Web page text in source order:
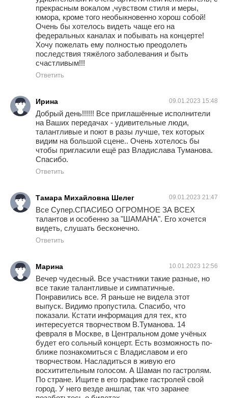
прекрасным вокалом ,чувством стиля и меры,
юмора, кроме того необыкновенно хорош собой!
Очень бы хотелось видеть чаще его на
федеральных каналах и побывать на концерте!
Хочу пожелать ему полностью преодолеть
последствия тяжёлого заболевания и быть
счастливым!!!
Ответить
Ирина 09.01.2023 15:48
Добрый день!!!!!! Все приглашённые исполнители
на Ваших передачах - удивительные люди,
талантливые и поют в разы лучше, тех которых
видим на большой сцене.. Очень хотелось бы
чтобы пригласили ещё раз Владислава Туманова.
Спасибо.
Ответить
Тамара Михайловна Шелег 09.01.2023 21:47
Все Супер.СПАСИБО ОГРОМНОЕ ЗА ВСЕХ
талантов и особенно за "ШАМАНА". Его хочется
видеть, слушать бесконечно.
Ответить
Марина 10.01.2023 12:56
Вечер чудесный. Все участники такие разные, но
все такие талантливые и симпатичные.
Понравились все. Я раньше не видела этот
выпуск. Видимо пропустила. Спасибо, что
показали. Кстати информация для тех, кто
интересуется творчеством В.Туманова. 14
февраля в Москве, в Центральном доме учёных
будет его сольный концерт. Есть возможность по-
ближе познакомиться с Владиславом и его
творчеством. Насладиться в живую его
восхитительным голосом. А Шаман по гастролям.
По стране. Ищите в его графике гастролей свой
город. У него везде аншлаг, так что заранее